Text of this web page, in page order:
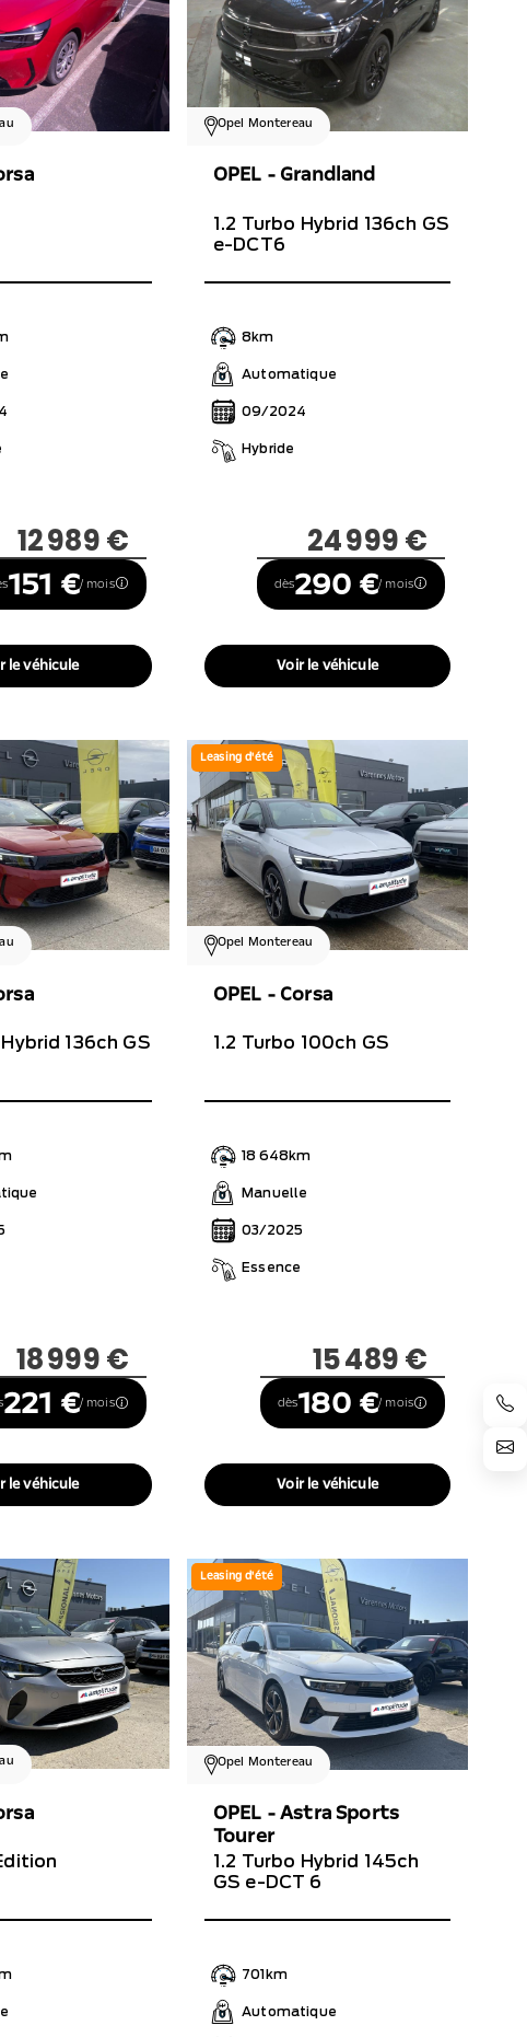
12 989 €
151 €/ mois
le véhicule
Opel Montereau
OPEL - Grandland
1.2 Turbo Hybrid 136ch GS
e-DCT6
8km
Automatique
09/2024
Hybride
24 999 €
dès290 €/ mois
Voir le véhicule
136ch GS
18 999 €
221 €/ mois
le véhicule
Leasing d'été
Opel Montereau
OPEL - Corsa
1.2 Turbo 100ch GS
18 648km
Manuelle
03/2025
Essence
15 489 €
dès180 €/ mois
Voir le véhicule
Leasing d'été
Opel Montereau
OPEL - Astra Sports
Tourer
1.2 Turbo Hybrid 145ch
GS e-DCT 6
701km
Automatique